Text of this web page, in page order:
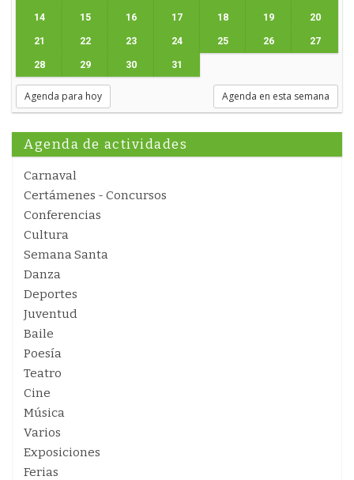
14 15 16 17 18 19 20
21 22 23 24 25 26 27
28 29 30 31
Agenda para hoy Agenda en esta semana
Agenda de actividades
Carnaval
Certámenes - Concursos
Conferencias
Cultura
Semana Santa
Danza
Deportes
Juventud
Baile
Poesía
Teatro
Cine
Música
Varios
Exposiciones
Ferias